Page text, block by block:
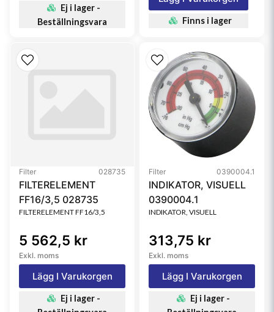
Ej i lager -
Beställningsvara
Finns i lager
Filter 028735
FILTERELEMENT
FF16/3,5 028735
FILTERELEMENT FF16/3,5
5 562,5 kr
Exkl. moms
Lägg I Varukorgen
Ej i lager -
Filter 0390004.1
INDIKATOR, VISUELL
0390004.1
INDIKATOR, VISUELL
313,75 kr
Exkl. moms
Lägg I Varukorgen
Ej i lager -